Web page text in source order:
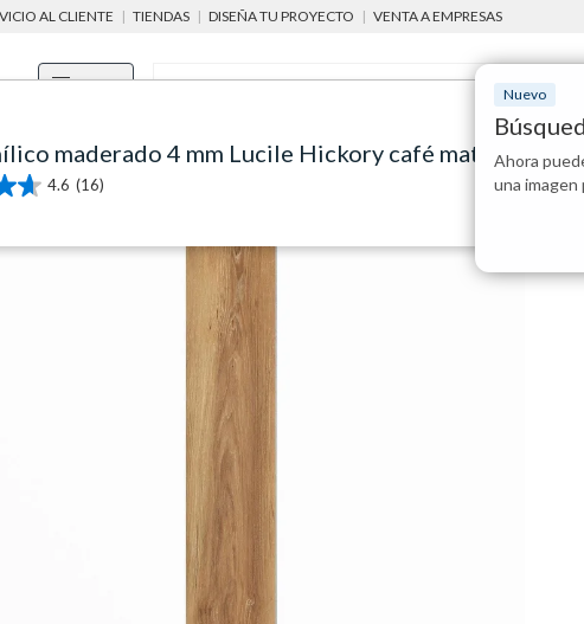
AL CLIENTE | TIENDAS | DISEÑA TU PROYECTO | VENTA A EMPRESAS
Menú Nuevo
Ahora
una
pisos por espacios pisos para cocina pisos vinílicos Piso vinílico símil madera
maderado 4 mm Lucile Hickory café mate 2.43 m2
4.6 (16)